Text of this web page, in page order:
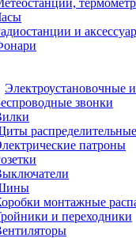
и
Электроустановочные
звонки
распределительные
патроны
монтажные
и переходники